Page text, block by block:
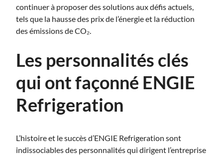
continuer à proposer des solutions aux défis actuels,
tels que la hausse des prix de l’énergie et la réduction
des émissions de CO₂.
Les personnalités clés
qui ont façonné ENGIE
Refrigeration
L’histoire et le succès d’ENGIE Refrigeration sont
indissociables des personnalités qui dirigent l’entreprise